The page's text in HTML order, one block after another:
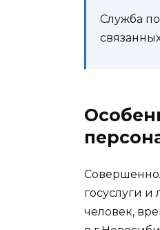
Служба
госуслуги и
человек,